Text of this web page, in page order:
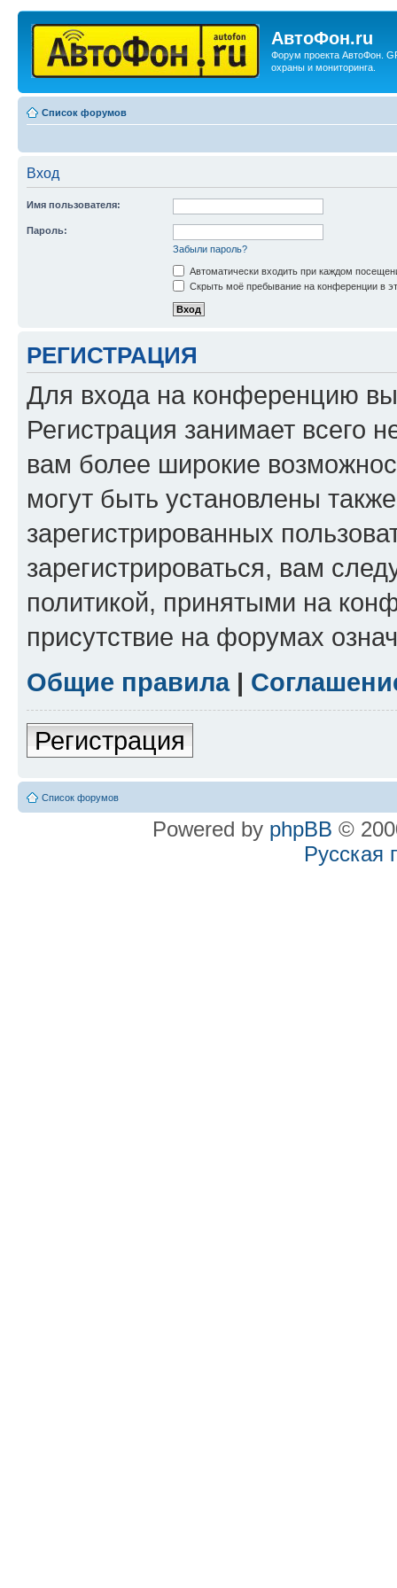
АвтоФон.ru
Форум проекта АвтоФон.
охраны и мониторинга.
Список форумов
Вход
Имя пользователя:
Пароль:
Забыли пароль?
Автоматически входить при каждом
Скрыть моё пребывание на конференции в
РЕГИСТРАЦИЯ
Для входа на конференцию
Регистрация занимает всего
вам более широкие
могут быть установлены
зарегистрированных
зарегистрироваться, вам
политикой, принятыми на
присутствие на форумах
Общие правила|
Регистрация
Список форумов
Powered by phpBB ©
Русская